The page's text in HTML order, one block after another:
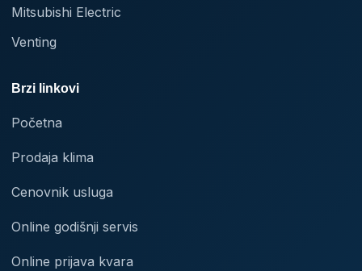
Mitsubishi Electric
Venting
Brzi linkovi
Početna
Prodaja klima
Cenovnik usluga
Online godišnji servis
Online prijava kvara